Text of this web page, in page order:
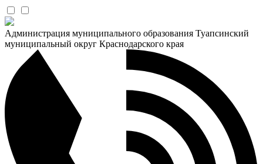
Администрация муниципального образования Туапсинский
муниципальный округ Краснодарского края